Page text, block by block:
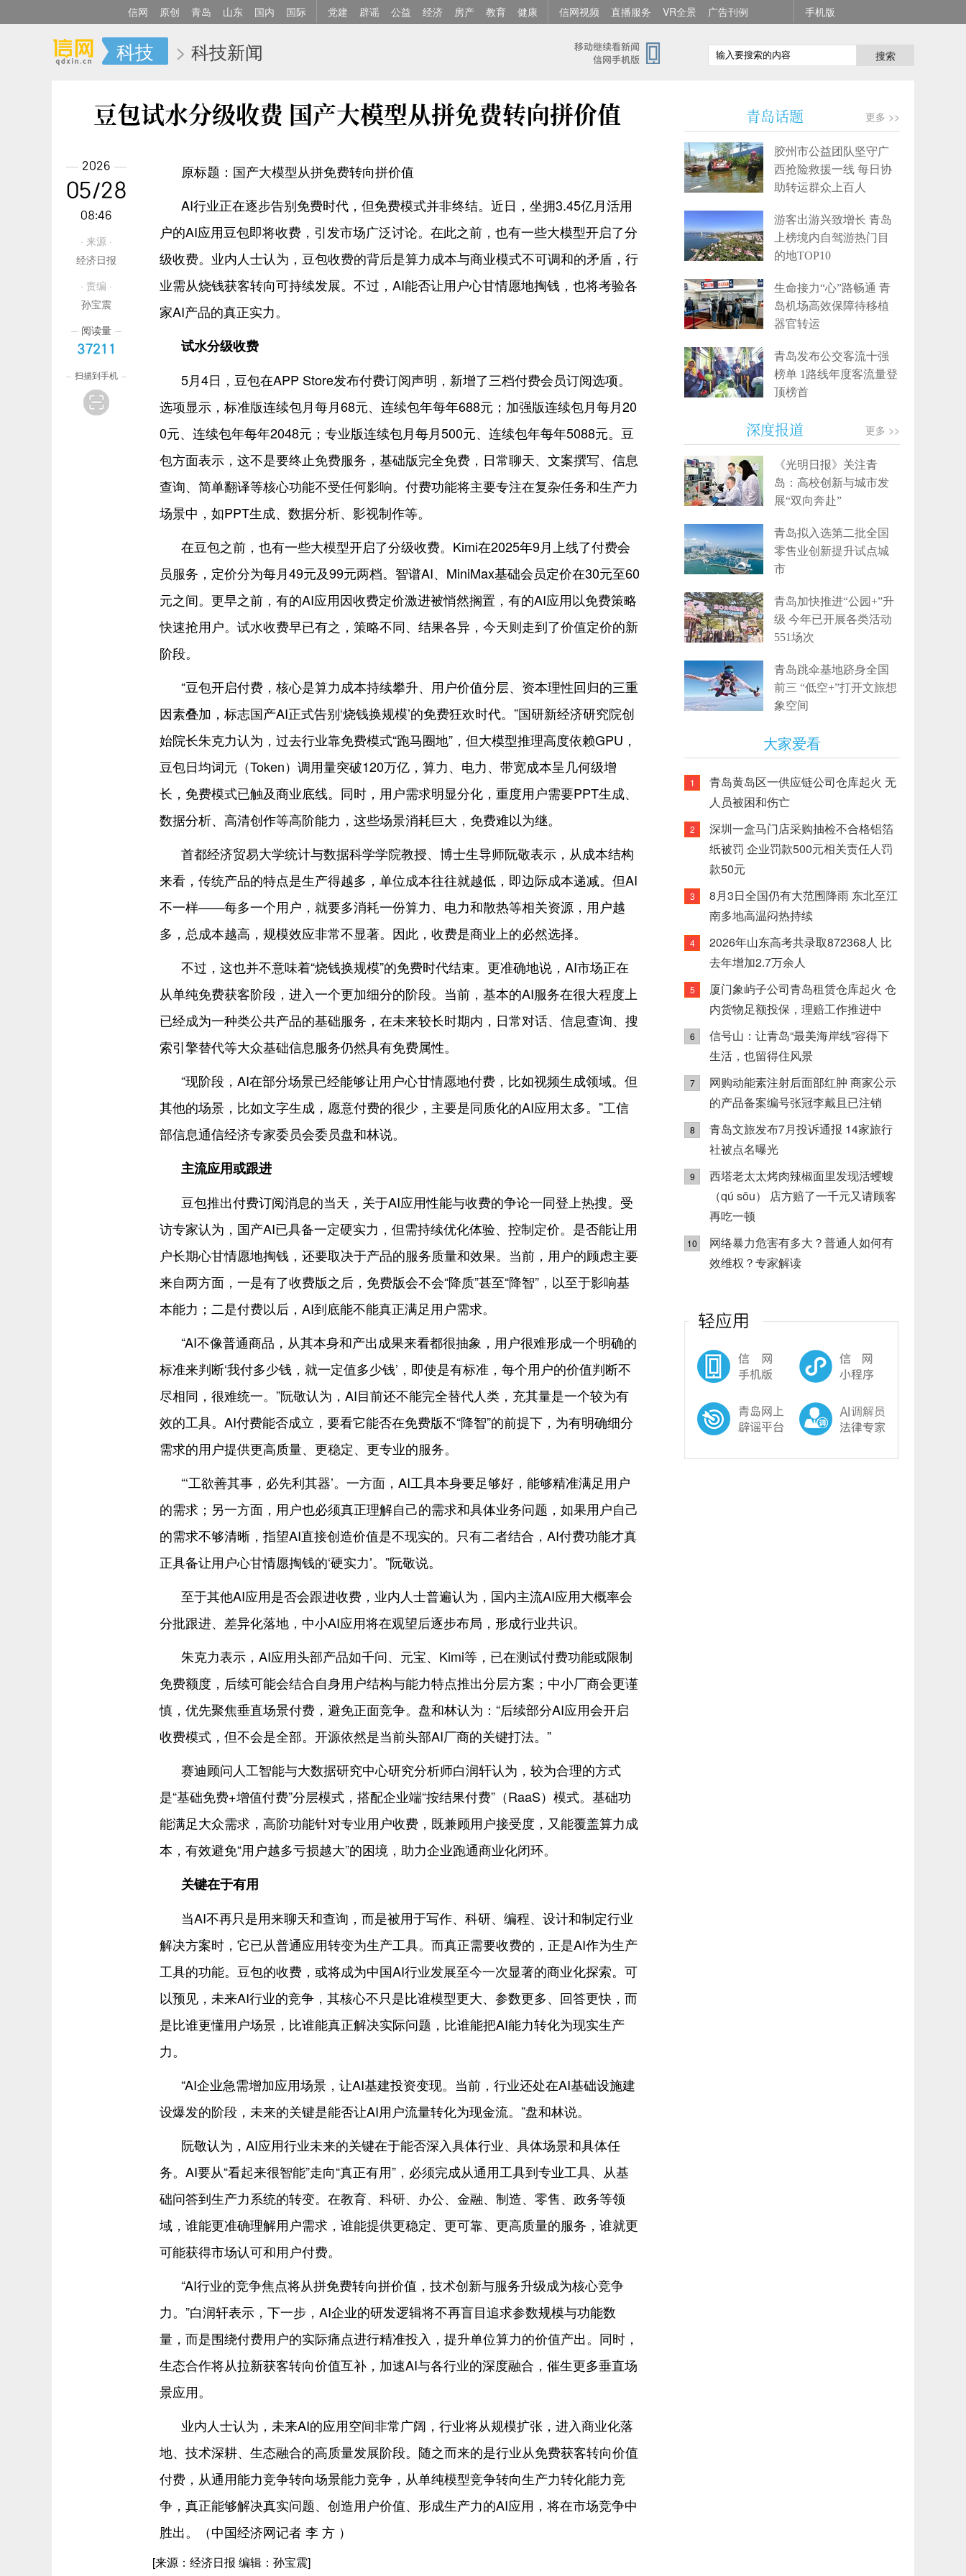
信网 原创 青岛 山东 国内 国际 党建 辟谣 公益 经济 房产 教育 健康 信网视频 直播服务 VR全景 广告刊例 手机版
科技 > 科技新闻 搜索
豆包试水分级收费 国产大模型从拼免费转向拼价值
原标题：国产大模型从拼免费转向拼价值
AI行业正在逐步告别免费时代，但免费模式并非终结。近日，坐拥3.45亿月活用
户的AI应用豆包即将收费，引发市场广泛讨论。在此之前，也有一些大模型开启了分
级收费。业内人士认为，豆包收费的背后是算力成本与商业模式不可调和的矛盾，行
业需从烧钱获客转向可持续发展。不过，AI能否让用户心甘情愿地掏钱，也将考验各
家AI产品的真正实力。
试水分级收费
5月4日，豆包在APP Store发布付费订阅声明，新增了三档付费会员订阅选项。
选项显示，标准版连续包月每月68元、连续包年每年688元；加强版连续包月每月20
0元、连续包年每年2048元；专业版连续包月每月500元、连续包年每年5088元。豆
包方面表示，这不是要终止免费服务，基础版完全免费，日常聊天、文案撰写、信息
查询、简单翻译等核心功能不受任何影响。付费功能将主要专注在复杂任务和生产力
场景中，如PPT生成、数据分析、影视制作等。
在豆包之前，也有一些大模型开启了分级收费。Kimi在2025年9月上线了付费会
员服务，定价分为每月49元及99元两档。智谱AI、MiniMax基础会员定价在30元至60
元之间。更早之前，有的AI应用因收费定价激进被悄然搁置，有的AI应用以免费策略
快速抢用户。试水收费早已有之，策略不同、结果各异，今天则走到了价值定价的新
阶段。
“豆包开启付费，核心是算力成本持续攀升、用户价值分层、资本理性回归的三重
因素叠加，标志国产AI正式告别‘烧钱换规模’的免费狂欢时代。”国研新经济研究院创
始院长朱克力认为，过去行业靠免费模式“跑马圈地”，但大模型推理高度依赖GPU，
豆包日均词元（Token）调用量突破120万亿，算力、电力、带宽成本呈几何级增
长，免费模式已触及商业底线。同时，用户需求明显分化，重度用户需要PPT生成、
数据分析、高清创作等高阶能力，这些场景消耗巨大，免费难以为继。
首都经济贸易大学统计与数据科学学院教授、博士生导师阮敬表示，从成本结构
来看，传统产品的特点是生产得越多，单位成本往往就越低，即边际成本递减。但AI
不一样——每多一个用户，就要多消耗一份算力、电力和散热等相关资源，用户越
多，总成本越高，规模效应非常不显著。因此，收费是商业上的必然选择。
不过，这也并不意味着“烧钱换规模”的免费时代结束。更准确地说，AI市场正在
从单纯免费获客阶段，进入一个更加细分的阶段。当前，基本的AI服务在很大程度上
已经成为一种类公共产品的基础服务，在未来较长时期内，日常对话、信息查询、搜
索引擎替代等大众基础信息服务仍然具有免费属性。
“现阶段，AI在部分场景已经能够让用户心甘情愿地付费，比如视频生成领域。但
其他的场景，比如文字生成，愿意付费的很少，主要是同质化的AI应用太多。”工信
部信息通信经济专家委员会委员盘和林说。
主流应用或跟进
豆包推出付费订阅消息的当天，关于AI应用性能与收费的争论一同登上热搜。受
访专家认为，国产AI已具备一定硬实力，但需持续优化体验、控制定价。是否能让用
户长期心甘情愿地掏钱，还要取决于产品的服务质量和效果。当前，用户的顾虑主要
来自两方面，一是有了收费版之后，免费版会不会“降质”甚至“降智”，以至于影响基
本能力；二是付费以后，AI到底能不能真正满足用户需求。
“AI不像普通商品，从其本身和产出成果来看都很抽象，用户很难形成一个明确的
标准来判断‘我付多少钱，就一定值多少钱’，即使是有标准，每个用户的价值判断不
尽相同，很难统一。”阮敬认为，AI目前还不能完全替代人类，充其量是一个较为有
效的工具。AI付费能否成立，要看它能否在免费版不“降智”的前提下，为有明确细分
需求的用户提供更高质量、更稳定、更专业的服务。
“‘工欲善其事，必先利其器’。一方面，AI工具本身要足够好，能够精准满足用户
的需求；另一方面，用户也必须真正理解自己的需求和具体业务问题，如果用户自己
的需求不够清晰，指望AI直接创造价值是不现实的。只有二者结合，AI付费功能才真
正具备让用户心甘情愿掏钱的‘硬实力’。”阮敬说。
至于其他AI应用是否会跟进收费，业内人士普遍认为，国内主流AI应用大概率会
分批跟进、差异化落地，中小AI应用将在观望后逐步布局，形成行业共识。
朱克力表示，AI应用头部产品如千问、元宝、Kimi等，已在测试付费功能或限制
免费额度，后续可能会结合自身用户结构与能力特点推出分层方案；中小厂商会更谨
慎，优先聚焦垂直场景付费，避免正面竞争。盘和林认为：“后续部分AI应用会开启
收费模式，但不会是全部。开源依然是当前头部AI厂商的关键打法。”
赛迪顾问人工智能与大数据研究中心研究分析师白润轩认为，较为合理的方式
是“基础免费+增值付费”分层模式，搭配企业端“按结果付费”（RaaS）模式。基础功
能满足大众需求，高阶功能针对专业用户收费，既兼顾用户接受度，又能覆盖算力成
本，有效避免“用户越多亏损越大”的困境，助力企业跑通商业化闭环。
关键在于有用
当AI不再只是用来聊天和查询，而是被用于写作、科研、编程、设计和制定行业
解决方案时，它已从普通应用转变为生产工具。而真正需要收费的，正是AI作为生产
工具的功能。豆包的收费，或将成为中国AI行业发展至今一次显著的商业化探索。可
以预见，未来AI行业的竞争，其核心不只是比谁模型更大、参数更多、回答更快，而
是比谁更懂用户场景，比谁能真正解决实际问题，比谁能把AI能力转化为现实生产
力。
“AI企业急需增加应用场景，让AI基建投资变现。当前，行业还处在AI基础设施建
设爆发的阶段，未来的关键是能否让AI用户流量转化为现金流。”盘和林说。
阮敬认为，AI应用行业未来的关键在于能否深入具体行业、具体场景和具体任
务。AI要从“看起来很智能”走向“真正有用”，必须完成从通用工具到专业工具、从基
础问答到生产力系统的转变。在教育、科研、办公、金融、制造、零售、政务等领
域，谁能更准确理解用户需求，谁能提供更稳定、更可靠、更高质量的服务，谁就更
可能获得市场认可和用户付费。
“AI行业的竞争焦点将从拼免费转向拼价值，技术创新与服务升级成为核心竞争
力。”白润轩表示，下一步，AI企业的研发逻辑将不再盲目追求参数规模与功能数
量，而是围绕付费用户的实际痛点进行精准投入，提升单位算力的价值产出。同时，
生态合作将从拉新获客转向价值互补，加速AI与各行业的深度融合，催生更多垂直场
景应用。
业内人士认为，未来AI的应用空间非常广阔，行业将从规模扩张，进入商业化落
地、技术深耕、生态融合的高质量发展阶段。随之而来的是行业从免费获客转向价值
付费，从通用能力竞争转向场景能力竞争，从单纯模型竞争转向生产力转化能力竞
争，真正能够解决真实问题、创造用户价值、形成生产力的AI应用，将在市场竞争中
胜出。（中国经济网记者 李 方 ）
[来源：经济日报 编辑：孙宝震]
2026
05/28
08:46
· 来源 ·
经济日报
· 责编 ·
孙宝震
阅读量
37211
扫描到手机
青岛话题 更多 >>
胶州市公益团队坚守广
西抢险救援一线 每日协
助转运群众上百人
游客出游兴致增长 青岛
上榜境内自驾游热门目
的地TOP10
生命接力“心”路畅通 青
岛机场高效保障待移植
器官转运
青岛发布公交客流十强
榜单 1路线年度客流量登
顶榜首
深度报道 更多 >>
《光明日报》关注青
岛：高校创新与城市发
展“双向奔赴”
青岛拟入选第二批全国
零售业创新提升试点城
市
青岛加快推进“公园+”升
级 今年已开展各类活动
551场次
青岛跳伞基地跻身全国
前三 “低空+”打开文旅想
象空间
大家爱看
1
青岛黄岛区一供应链公司仓库起火 无
人员被困和伤亡
2
深圳一盒马门店采购抽检不合格铝箔
纸被罚 企业罚款500元相关责任人罚
款50元
3
8月3日全国仍有大范围降雨 东北至江
南多地高温闷热持续
4
2026年山东高考共录取872368人 比
去年增加2.7万余人
5
厦门象屿子公司青岛租赁仓库起火 仓
内货物足额投保，理赔工作推进中
6
信号山：让青岛“最美海岸线”容得下
生活，也留得住风景
7
网购动能素注射后面部红肿 商家公示
的产品备案编号张冠李戴且已注销
8
青岛文旅发布7月投诉通报 14家旅行
社被点名曝光
9
西塔老太太烤肉辣椒面里发现活蠼螋
（qú sōu） 店方赔了一千元又请顾客
再吃一顿
10
网络暴力危害有多大？普通人如何有
效维权？专家解读